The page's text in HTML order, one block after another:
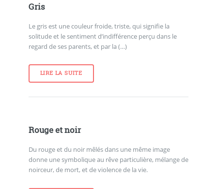
Gris
Le gris est une couleur froide, triste, qui signifie la
solitude et le sentiment d’indifférence perçu dans le
regard de ses parents, et par la (…)
LIRE LA SUITE
Rouge et noir
Du rouge et du noir mêlés dans une même image
donne une symbolique au rêve particulière, mélange de
noirceur, de mort, et de violence de la vie.